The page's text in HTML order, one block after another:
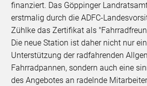
finanziert. Das Göppinger
erstmalig durch die ADFC-
Zühlke das Zertifikat als
Die neue Station ist daher nicht nur
Unterstützung der radfahrenden
Fahrradpannen, sondern auch eine
des Angebotes an radelnde